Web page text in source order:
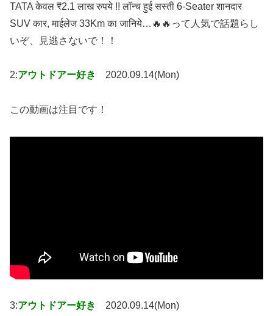
TATA केवल ₹2.1 लाख रुपये !! लॉन्च हुई सस्ती 6-Seater शानदार
SUV कार, माईलेज 33Km का जानिये…🔥🔥って人気で話題らし
いぞ、見逃さないで！！
2:アウトドアー好き 2020.09.14(Mon)
この動画は注目です！
3:アウトドアー好き 2020.09.14(Mon)